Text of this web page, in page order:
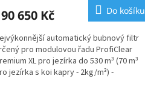
650 Kč Do košíku
automatický bubnový filtr
pro modulovou řadu ProfiClear
XL pro jezírka do 530 m³ (70 m³
jezírka s koi kapry - 2kg/m³) -